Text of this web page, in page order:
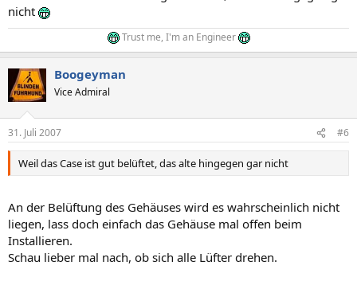
nicht
Trust me, I'm an Engineer
Boogeyman
Vice Admiral
31. Juli 2007 #6
Weil das Case ist gut belüftet, das alte hingegen gar nicht
An der Belüftung des Gehäuses wird es wahrscheinlich nicht
liegen, lass doch einfach das Gehäuse mal offen beim
Installieren.
Schau lieber mal nach, ob sich alle Lüfter drehen.